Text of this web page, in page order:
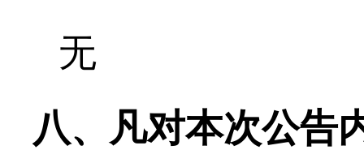
无
八、凡对本次公告